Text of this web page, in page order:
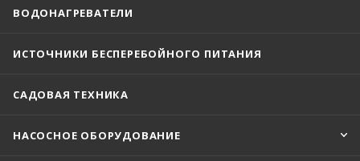
ВОДОНАГРЕВАТЕЛИ
ИСТОЧНИКИ БЕСПЕРЕБОЙНОГО ПИТАНИЯ
САДОВАЯ ТЕХНИКА
НАСОСНОЕ ОБОРУДОВАНИЕ